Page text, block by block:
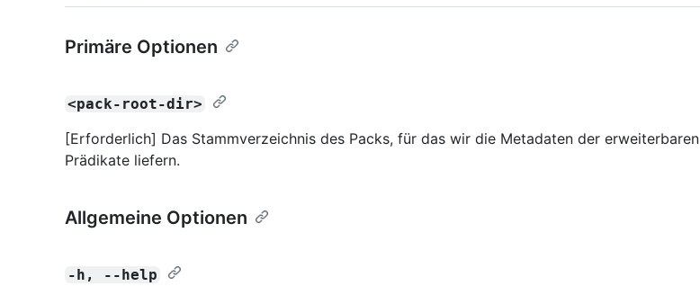
Primäre Optionen
<pack-root-dir>
[Erforderlich] Das Stammverzeichnis des Packs, für das wir die Metadaten der erweiterbaren
Prädikate liefern.
Allgemeine Optionen
-h, --help